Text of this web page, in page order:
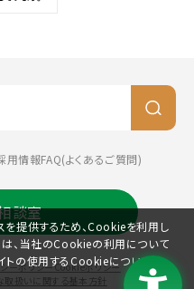
用情報FAQ(よくあるご質問)
談室
ーポリシーCookieポリシー
扱いに関する基本方針
を提供するため、Cookieを利用し
は、当社のCookieの利用について
トの使用するCookieについては、